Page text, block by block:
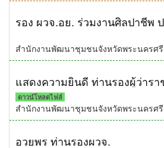
สำนักงานพัฒนาชุมชนจังหวัดพระนครศรี
ดาวน์โหลดไฟล์
สำนักงานพัฒนาชุมชนจังหวัดพระนครศรี
อวยพร ท่านรองผวจ.